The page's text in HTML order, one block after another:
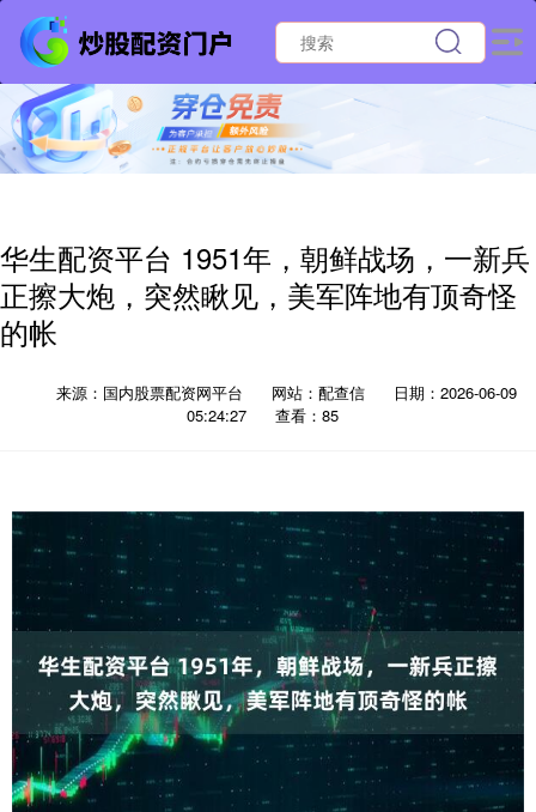
华生配资平台 1951年，朝鲜战场，一新兵
正擦大炮，突然瞅见，美军阵地有顶奇怪
的帐
来源：国内股票配资网平台 网站：配查信
日期：2026-06-09
05:24:27
查看：85